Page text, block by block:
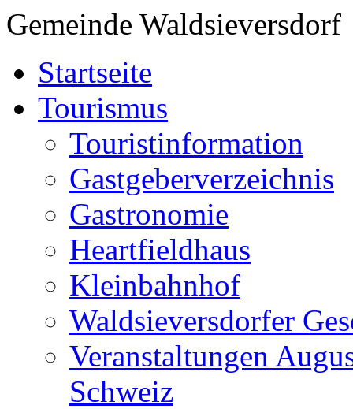
Gemeinde Waldsieversdorf
Startseite
Tourismus
Touristinformation
Gastgeberverzeichnis
Gastronomie
Heartfieldhaus
Kleinbahnhof
Waldsieversdorfer
Veranstaltungen
Schweiz